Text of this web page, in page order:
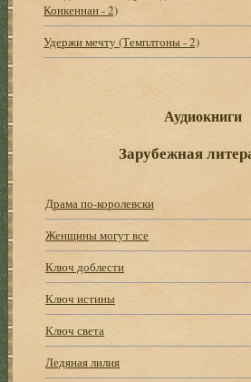
Конкеннан - 2)
Удержи мечту (Темплтоны - 2)
Аудиокниги
Зарубежная
Драма по-королевски
Женщины могут все
Ключ доблести
Ключ истины
Ключ света
Ледяная лилия